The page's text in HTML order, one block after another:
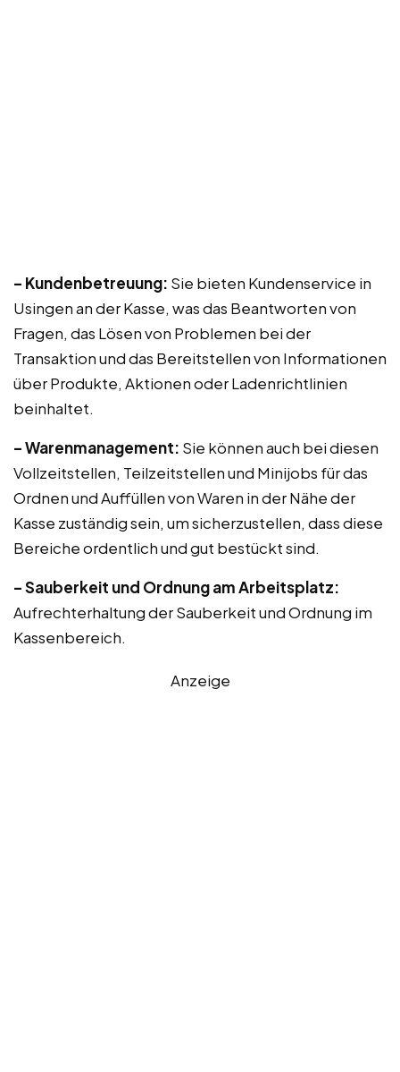
– Kundenbetreuung: Sie bieten Kundenservice in
Usingen an der Kasse, was das Beantworten von
Fragen, das Lösen von Problemen bei der
Transaktion und das Bereitstellen von Informationen
über Produkte, Aktionen oder Ladenrichtlinien
beinhaltet.
– Warenmanagement: Sie können auch bei diesen
Vollzeitstellen, Teilzeitstellen und Minijobs für das
Ordnen und Auffüllen von Waren in der Nähe der
Kasse zuständig sein, um sicherzustellen, dass diese
Bereiche ordentlich und gut bestückt sind.
– Sauberkeit und Ordnung am Arbeitsplatz:
Aufrechterhaltung der Sauberkeit und Ordnung im
Kassenbereich.
Anzeige